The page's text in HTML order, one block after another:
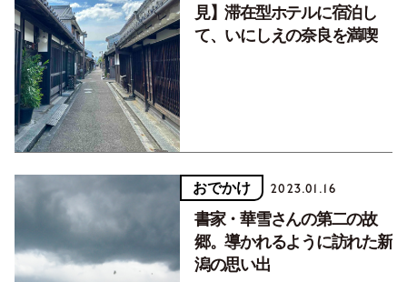
見】滞在型ホテルに宿泊し
て、いにしえの奈良を満喫
おでかけ 2023.01.16
書家・華雪さんの第二の故
郷。導かれるように訪れた新
潟の思い出